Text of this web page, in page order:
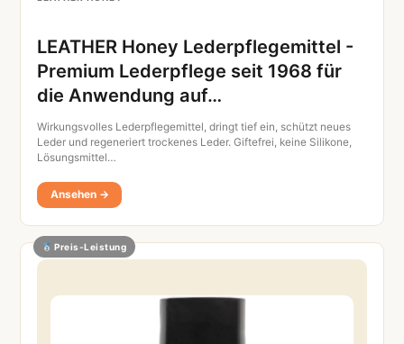
LEATHER Honey Lederpflegemittel -
Premium Lederpflege seit 1968 für
die Anwendung auf…
Wirkungsvolles Lederpflegemittel, dringt tief ein, schützt neues
Leder und regeneriert trockenes Leder. Giftefrei, keine Silikone,
Lösungsmittel…
Ansehen →
Preis-Leistung